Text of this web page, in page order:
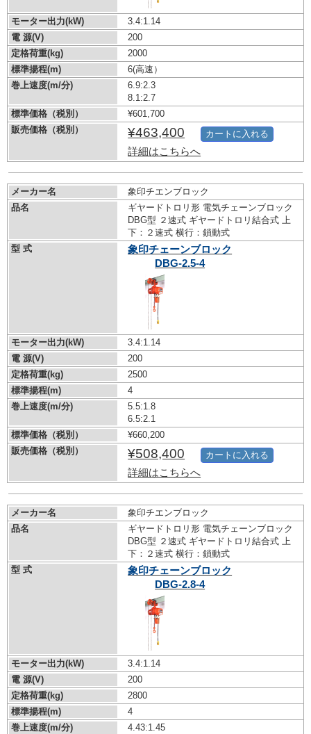
モーター出力(kW)
3.4:1.14
電 源(V)
200
定格荷重(kg)
2000
標準揚程(m)
6(高速）
巻上速度(m/分)
6.9:2.3
8.1:2.7
標準価格（税別）
¥601,700
販売価格（税別）
¥463,400
詳細はこちらへ
カートに入れる
メーカー名
象印チエンブロック
品名
ギヤードトロリ形 電気チェーンブロック
DBG型 ２速式 ギヤードトロリ結合式 上
下：２速式 横行：鎖動式
型 式
象印チェーンブロック
DBG-2.5-4
モーター出力(kW)
3.4:1.14
電 源(V)
200
定格荷重(kg)
2500
標準揚程(m)
4
巻上速度(m/分)
5.5:1.8
6.5:2.1
標準価格（税別）
¥660,200
販売価格（税別）
¥508,400
詳細はこちらへ
カートに入れる
メーカー名
象印チエンブロック
品名
ギヤードトロリ形 電気チェーンブロック
DBG型 ２速式 ギヤードトロリ結合式 上
下：２速式 横行：鎖動式
型 式
象印チェーンブロック
DBG-2.8-4
モーター出力(kW)
3.4:1.14
電 源(V)
200
定格荷重(kg)
2800
標準揚程(m)
4
巻上速度(m/分)
4.43:1.45